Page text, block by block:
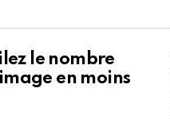
le nombre
en moins